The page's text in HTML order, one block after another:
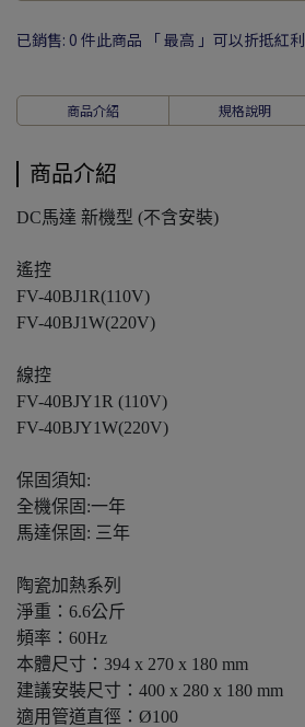
已銷售: 0 件此商品 「 最高 」可以折抵紅利
商品介紹 規格說明
商品介紹
DC馬達 新機型 (不含安裝)
遙控
FV-40BJ1R(110V)
FV-40BJ1W(220V)
線控
FV-40BJY1R (110V)
FV-40BJY1W(220V)
保固須知:
全機保固:一年
馬達保固: 三年
陶瓷加熱系列
淨重：6.6公斤
頻率：60Hz
本體尺寸：394 x 270 x 180 mm
建議安裝尺寸：400 x 280 x 180 mm
適用管道直徑：Ø100